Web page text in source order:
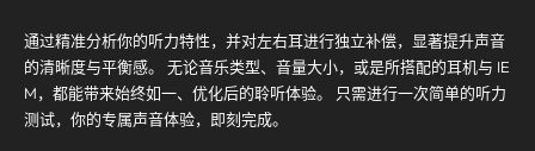
通过精准分析你的听力特性，并对左右耳进行独立补偿，显著提升声音
的清晰度与平衡感。 无论音乐类型、音量大小，或是所搭配的耳机与 IE
M，都能带来始终如一、优化后的聆听体验。 只需进行一次简单的听力
测试，你的专属声音体验，即刻完成。